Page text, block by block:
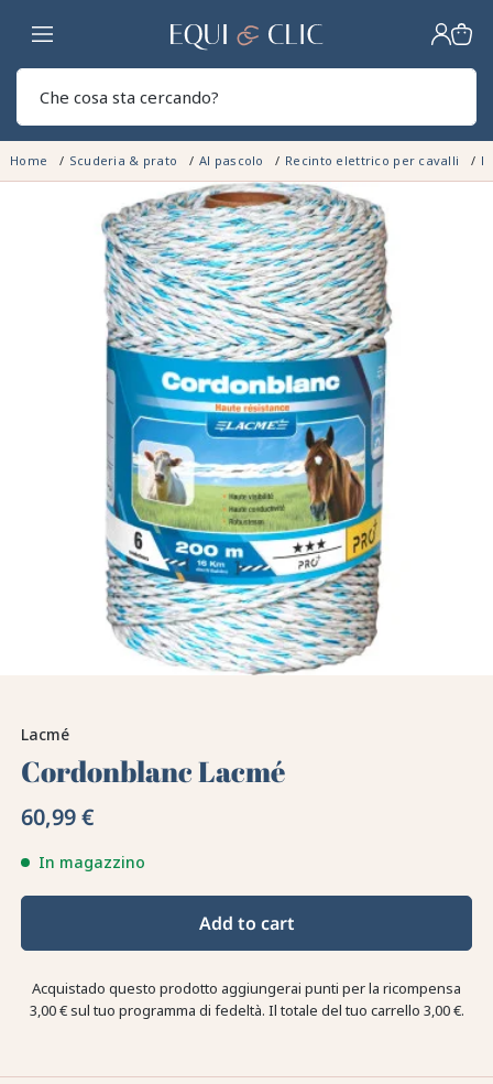
Casa
Home Scuderia & prato Al pascolo Recinto elettrico per cavalli
Lacmé
Cordonblanc Lacmé
60,99 €
In magazzino
Add to cart
Acquistado questo prodotto aggiungerai punti per la ricompensa
3,00 €sul tuo programma di fedeltà. Il totale del tuo carrello 3,00 €.